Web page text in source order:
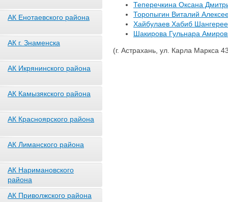
АК Енотаевского района
АК г. Знаменска
АК Икрянинского района
АК Камызякского района
АК Красноярского района
АК Лиманского района
АК Наримановского
района
АК Приволжского района
Теперечкина Оксана
Торопыгин Виталий
Хайбулаев Хабиб
Шакирова Гульнара
(г. Астрахань, ул. Карла Маркса